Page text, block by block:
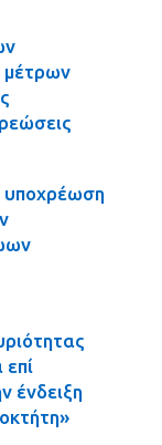
μέτρων
υποχρέωση
ένδειξη